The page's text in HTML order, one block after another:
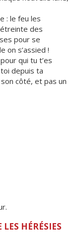
: le feu les
des
pour se
on s’assied !
qui tu t’es
depuis ta
côté, et pas un
HÉRÉSIES